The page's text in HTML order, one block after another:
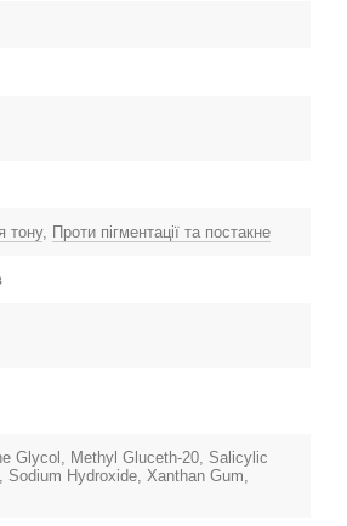
тону, Проти пігментації та постакне
Glycol, Methyl Gluceth-20, Salicylic
Hydroxide, Xanthan Gum,